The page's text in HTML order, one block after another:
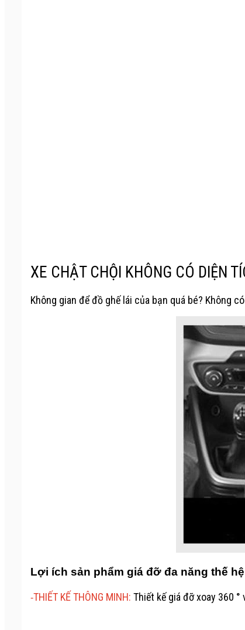
XE CHẬT CHỘI KHÔNG CÓ DIỆN
Không gian để đồ ghế lái của bạn quá bé? Không
Lợi ích sản phẩm giá đỡ đa năng thế
-THIẾT KẾ THÔNG MINH: Thiết kế giá đỡ xoay 360